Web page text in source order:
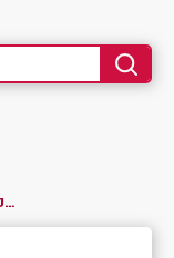
ZARZĄDZENIE NR OK.0050.51.2023 WÓJTA GMINY BOBROWNIKI Z DNIA 18.04.2023R. WS. OGŁOSZENIA KONSULTACJI PROJEKTU UCHWAŁY WS. PRZYJĘCIA ZASAD I TRYBU POSTĘPOWANIA PRZY UDZIELANIU OSOBOM FIZYCZNYM DOTACJI CELOWEJ NA REALIZACJĘ PROJEKTU GRANTOWEGO PN. "ROZWÓJ ENERGETYKI ROZPROSZONEJ OPARTEJ O ODNAWIALNE ŹRÓDŁA ENERGII NA TERENIE GMINY BOBROWNIKI"